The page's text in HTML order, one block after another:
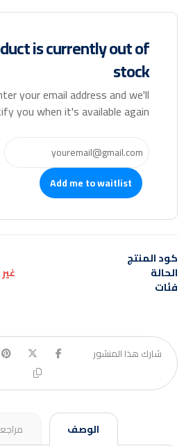
is currently out of
stock
your email address and we'll
you when it's available again
Add me to waitlist
كود المنتج
الحالة
فئات
الوصف